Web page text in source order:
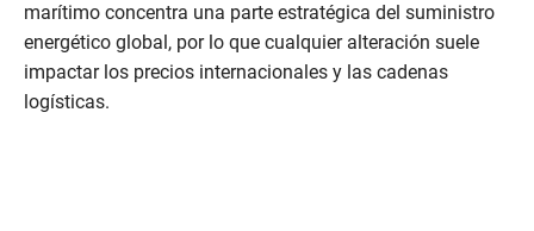
marítimo concentra una parte estratégica del suministro
energético global, por lo que cualquier alteración suele
impactar los precios internacionales y las cadenas
logísticas.